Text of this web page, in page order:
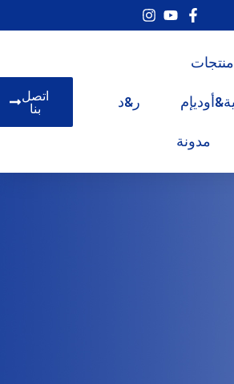
منتجات
ر&د
مدونة
اتصل
بنا